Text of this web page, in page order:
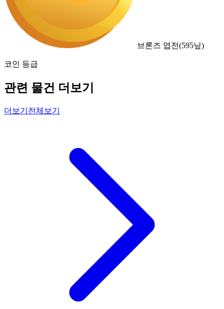
브론즈 엽전(595닢)
코인 등급
관련 물건 더보기
더보기 전체보기